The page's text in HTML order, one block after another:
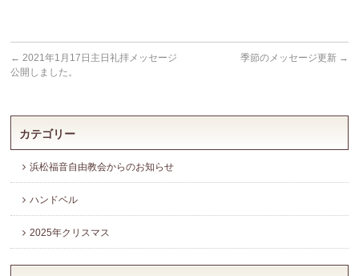
← 2021年1月17日主日礼拝メッセージ
公開しました。
季節のメッセージ更新 →
カテゴリー
浜松福音自由教会からのお知らせ
ハンドベル
2025年クリスマス